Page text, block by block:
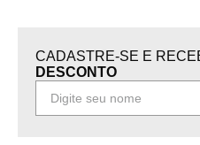
CADASTRE-SE E
DESCONTO